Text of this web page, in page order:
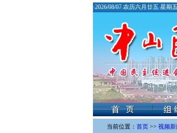
·2026/08/07 农历六月廿五 星期
当前位置： 首页 >> 视频新